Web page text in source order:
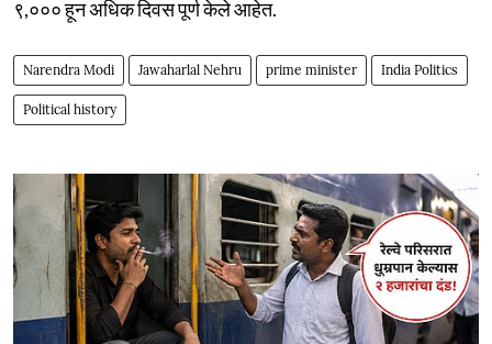
९,००० हून अधिक दिवस पूर्ण केले आहेत.
Narendra Modi Jawaharlal Nehru prime minister India Politics
Political history